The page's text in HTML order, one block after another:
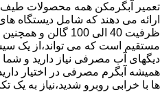
تعمیر آبگرمکن همه محصولات
ارائه می دهند که شامل دیستگاه
ظرفیت 40 الی 100
مستقیم است که می تواند،از یک
همیشه آبگرم مصرفی در اختیار
ها با خرابی روبرو شدید،نیاز به یک